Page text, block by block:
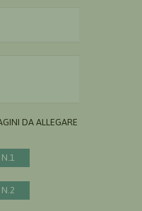
DA ALLEGARE AL